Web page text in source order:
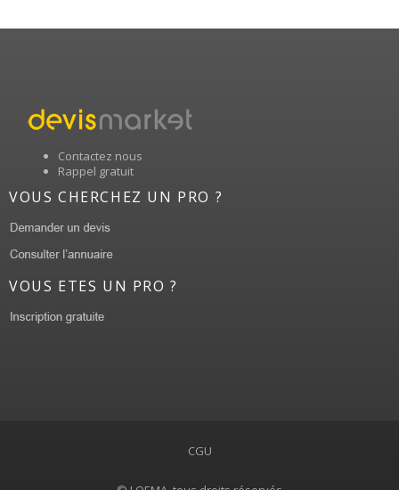
Contactez nous
Rappel gratuit
VOUS CHERCHEZ UN PRO ?
VOUS ETES UN PRO ?
CGU